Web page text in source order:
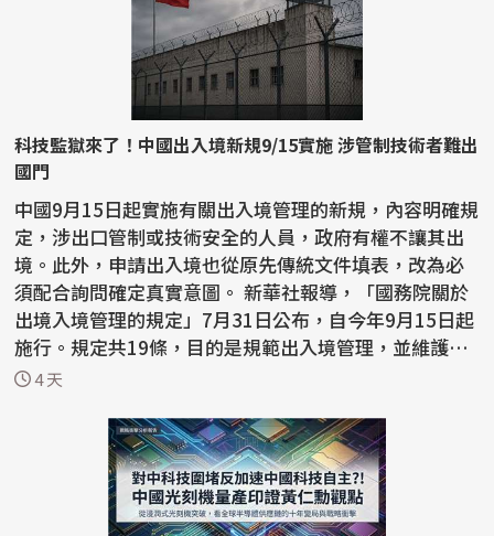
科技監獄來了！中國出入境新規9/15實施 涉管制技術者難出
國門
中國9月15日起實施有關出入境管理的新規，內容明確規
定，涉出口管制或技術安全的人員，政府有權不讓其出
境。此外，申請出入境也從原先傳統文件填表，改為必
須配合詢問確定真實意圖。 新華社報導，「國務院關於
出境入境管理的規定」7月31日公布，自今年9月15日起
施行。規定共19條，目的是規範出入境管理，並維護國
家主...
4 天